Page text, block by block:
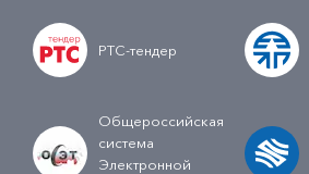
РТС-тендер
Общероссийская
система
Электронной